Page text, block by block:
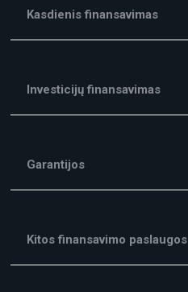
Kasdienis finansavimas
Investicijų finansavimas
Garantijos
Kitos finansavimo paslaugos